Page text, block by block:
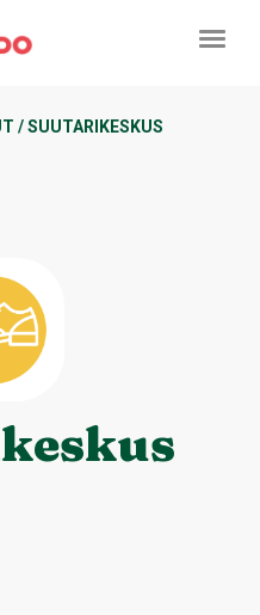
/SUUTARIKESKUS